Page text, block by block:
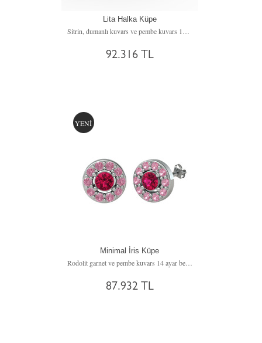
Lita Halka Küpe
92.316 TL
YENİ
Minimal İris Küpe
Rodolit garnet ve pembe kuvars 14 ayar beyaz altın küpe
87.932 TL